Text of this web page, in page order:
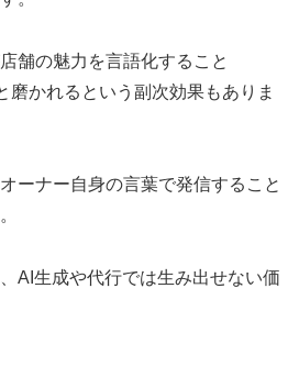
舗の魅力を言語化すること
磨かれるという副次効果もありま
ーナー自身の言葉で発信すること
AI生成や代行では生み出せない価